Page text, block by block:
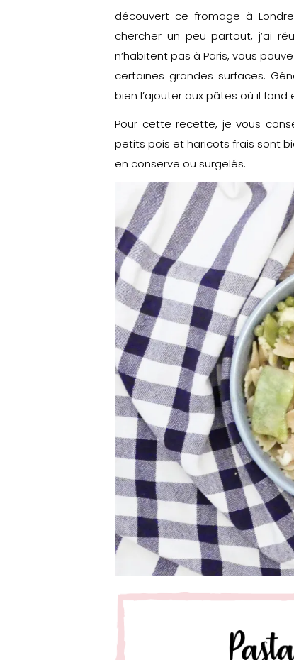
découvert ce fromage à
chercher un peu partout, j’ai
n’habitent pas à Paris, vous
certaines grandes surfaces.
bien l’ajouter aux pâtes où il
Pour cette recette, je vous
petits pois et haricots frais sont
en conserve ou surgelés.